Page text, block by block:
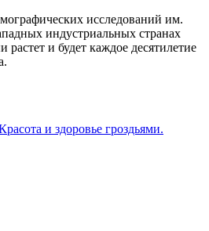
исследований им.
индустриальных странах
и будет каждое десятилетие
и здоровье гроздьями.